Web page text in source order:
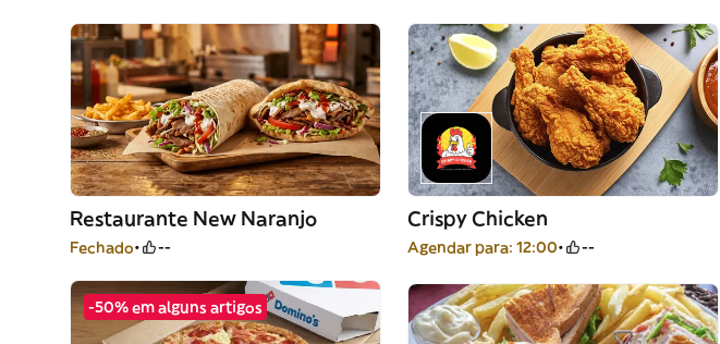
Restaurante New Naranjo
Fechado --
Crispy Chicken
Agendar para: 12:00 --
-50% em alguns artigos